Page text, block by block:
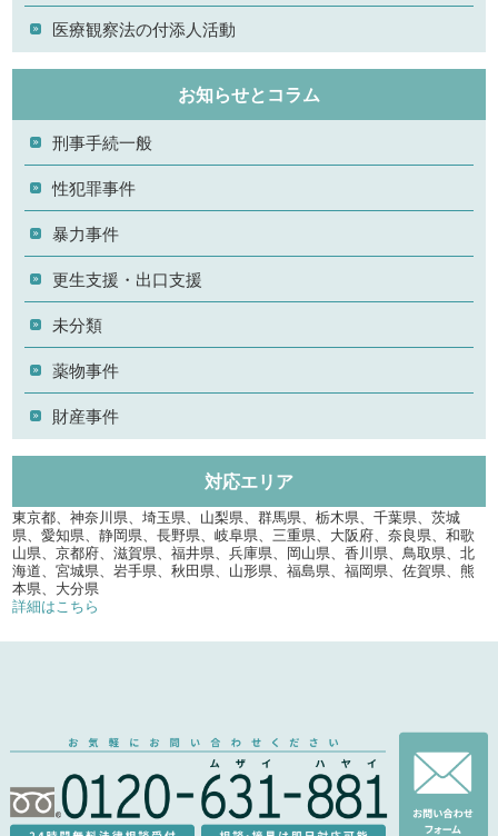
医療観察法の付添人活動
お知らせとコラム
刑事手続一般
性犯罪事件
暴力事件
更生支援・出口支援
未分類
薬物事件
財産事件
対応エリア
東京都、神奈川県、埼玉県、山梨県、群馬県、栃木県、千葉県、茨城
県、愛知県、静岡県、長野県、岐阜県、三重県、大阪府、奈良県、和歌
山県、京都府、滋賀県、福井県、兵庫県、岡山県、香川県、鳥取県、北
海道、宮城県、岩手県、秋田県、山形県、福島県、福岡県、佐賀県、熊
本県、大分県
詳細はこちら